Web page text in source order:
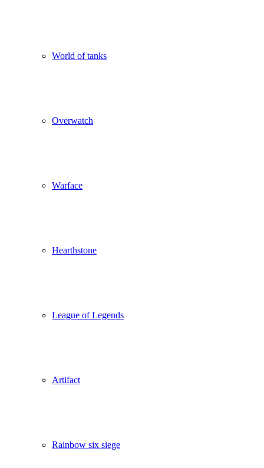
World of tanks
Overwatch
Warface
Hearthstone
League of Legends
Artifact
Rainbow six siege